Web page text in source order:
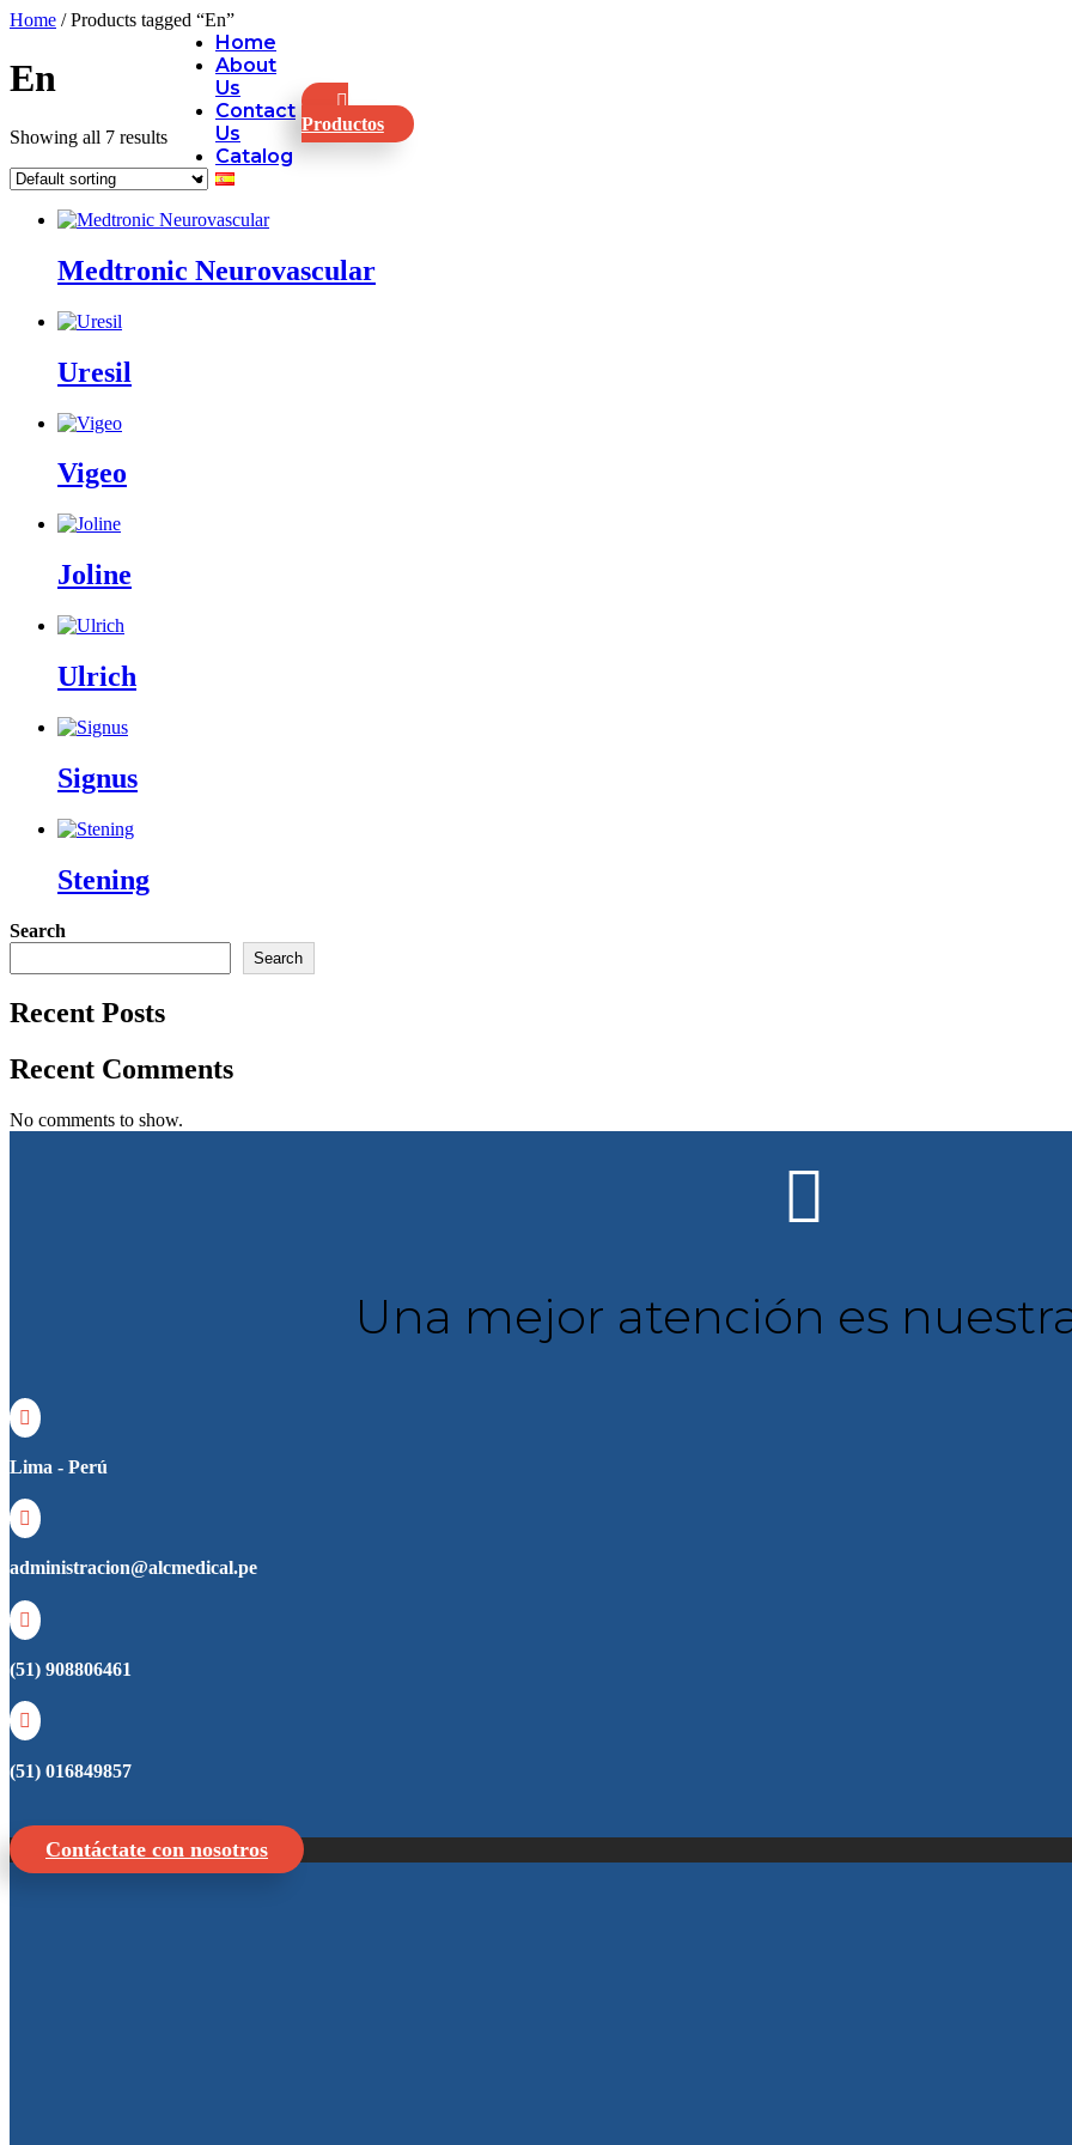
Home
About
Us
Contact
Us
Catalog
Productos
Home / Products tagged “En”
En
Showing all 7 results
Medtronic Neurovascular
Uresil
Vigeo
Joline
Ulrich
Signus
Stening
Search
Search
Recent Posts
Recent Comments
No comments to show.

Una mejor atención es

Lima - Perú

administracion@alcmedical.pe

(51) 908806461

(51) 016849857
Contáctate con nosotros